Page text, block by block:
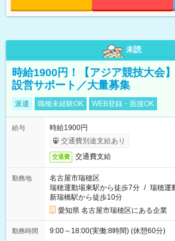
未読
時給1900円！【アジア競技大会
設営サポート／大量募集
派遣 職種未経験OK WEB登録・面接OK
給与
時給1900円
交通費別途支給あり
交通費 交通費支給
勤務地
名古屋市瑞穂区
瑞穂運動場東駅から徒歩7分 / 瑞穂運
新瑞橋駅から徒歩10分
愛知県 名古屋市瑞穂区にある企業
勤務時間 9:00～18:00(実働:8時間) (休憩60分)